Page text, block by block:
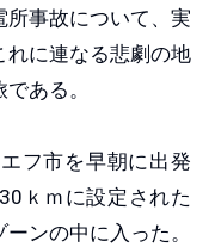
事故について、実
れに連なる悲劇の地
ある。
フ市を早朝に出発
ｋｍに設定された
ンの中に入った。